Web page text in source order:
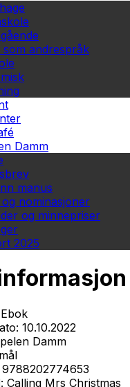
som andrespråk
Damm
manus
nominasjoner
og minnepriser
2025
Ebok
10.10.2022
Damm
9788202774653
Calling Mrs Christmas